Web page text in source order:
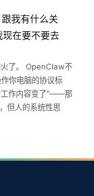
我有什么关
在要不要去
了。 OpenClaw不
你电脑的协议标
工作内容变了"——那
但人的系统性思